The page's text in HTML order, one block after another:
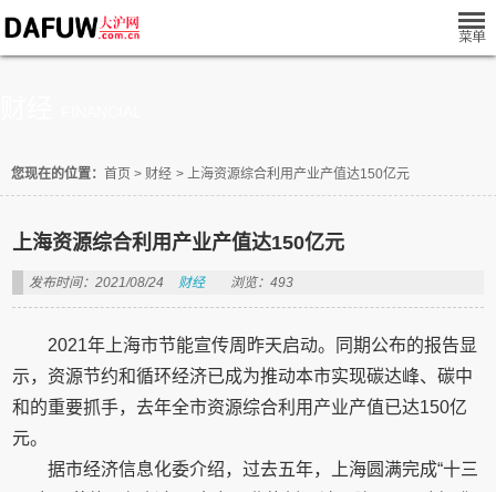
您现在的位置： 首页 > 财经 > 上海资源综合利用产业产值达150亿元
上海资源综合利用产业产值达150亿元
发布时间：2021/08/24 财经 浏览：493
2021年上海市节能宣传周昨天启动。同期公布的报告显
示，资源节约和循环经济已成为推动本市实现碳达峰、碳中
和的重要抓手，去年全市资源综合利用产业产值已达150亿
元。
据市经济信息化委介绍，过去五年，上海圆满完成“十三